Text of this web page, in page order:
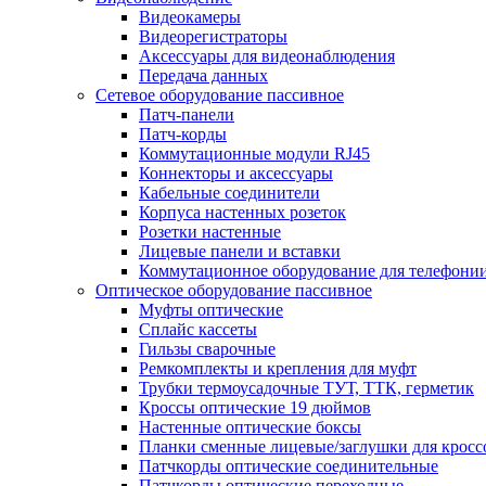
Видеокамеры
Видеорегистраторы
Аксессуары для видеонаблюдения
Передача данных
Сетевое оборудование пассивное
Патч-панели
Патч-корды
Коммутационные модули RJ45
Коннекторы и аксессуары
Кабельные соединители
Корпуса настенных розеток
Розетки настенные
Лицевые панели и вставки
Коммутационное оборудование для
Оптическое оборудование пассивное
Муфты оптические
Сплайс кассеты
Гильзы сварочные
Ремкомплекты и крепления для муфт
Трубки термоусадочные ТУТ, ТТК, герметик
Кроссы оптические 19 дюймов
Настенные оптические боксы
Планки сменные лицевые/заглушки для
Патчкорды оптические соединительные